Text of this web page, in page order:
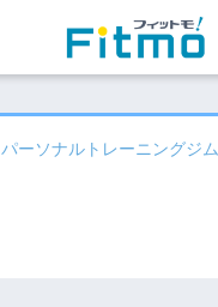
パーソナルトレーニングジム